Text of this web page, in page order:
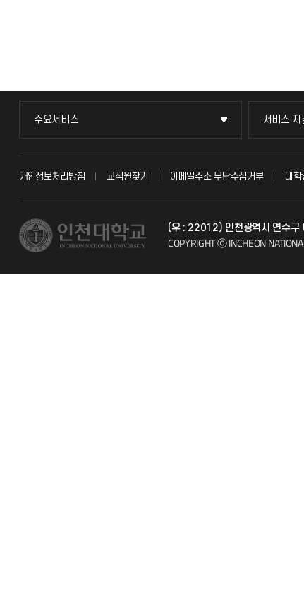
주요서비스
주요서비스
교무회의방송
시설예약
서비스 지
서비스 지
묻고 답하
자주 묻는
개인정보처리방침 교직원찾기 이메일주소 무단수집거부 대학
(우 : 22012) 인천광역시 연수구
COPYRIGHT ⓒ INCHEON